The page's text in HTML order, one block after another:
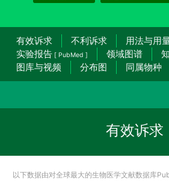
有效诉求 不利诉求 用法与用
实验报告 [ PubMed ] 领域图谱
图库与视频
分布图 同属物种
有效诉求
以下数据由对全球最大的生物医学文献数据库